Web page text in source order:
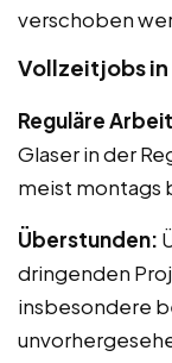
verschoben
Vollzeitjobs
Reguläre
Glaser in der
meist montags
Überstunden:
dringenden
insbesondere